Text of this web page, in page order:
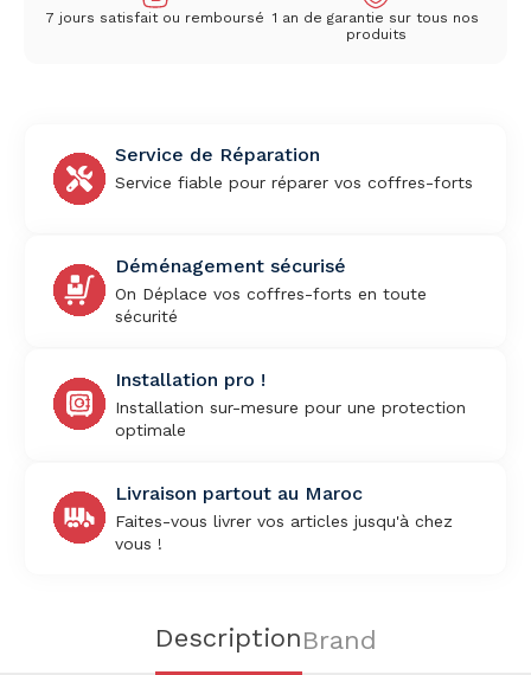
7 jours satisfait ou remboursé 1 an de garantie sur tous nos
produits
Service de Réparation
Service fiable pour réparer vos coffres-forts
Déménagement sécurisé
On Déplace vos coffres-forts en toute
sécurité
Installation pro !
Installation sur-mesure pour une protection
optimale
Livraison partout au Maroc
Faites-vous livrer vos articles jusqu'à chez
vous !
DescriptionBrand